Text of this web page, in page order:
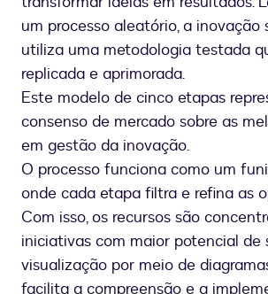
um processo aleatório, a
utiliza uma metodologia testada
replicada e aprimorada.
Este modelo de cinco etapas
consenso de mercado sobre as
em gestão da inovação.
O processo funciona como um
onde cada etapa filtra e refina as
Com isso, os recursos são
iniciativas com maior potencial de
visualização por meio de
facilita a compreensão e a